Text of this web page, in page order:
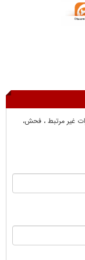
غير مرتبط ، فحش،